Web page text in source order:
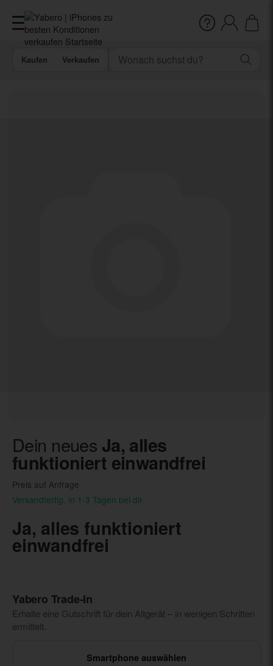
Kaufen Verkaufen
Dein neues Ja, alles
funktioniert einwandfrei
Preis auf Anfrage
Versandfertig, in 1-3 Tagen bei dir
Ja, alles funktioniert
einwandfrei
Yabero Trade‑In
Erhalte eine Gutschrift für dein Altgerät – in wenigen Schritten
ermittelt.
Smartphone auswählen